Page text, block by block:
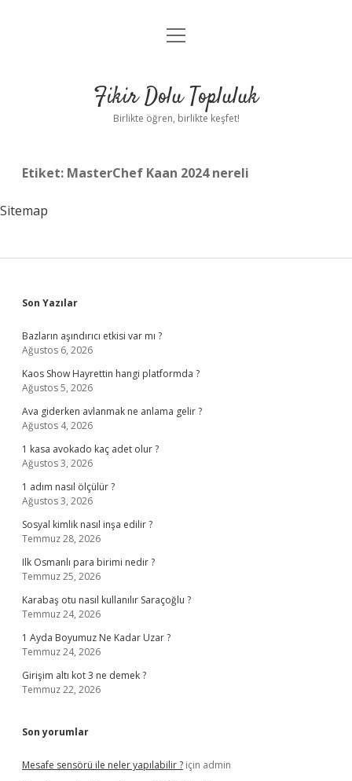
Anasayfa
Yasal Uyarı
menüyü
Fikir Dolu Topluluk
Birlikte öğren, birlikte keşfet!
Etiket: MasterChef Kaan 2024 nereli
Sitemap
Sidebar
Son Yazılar
Bazların aşındırıcı etkisi var mı ?
Ağustos 6, 2026
Kaos Show Hayrettin hangi platformda ?
Ağustos 5, 2026
Ava giderken avlanmak ne anlama gelir ?
Ağustos 4, 2026
1 kasa avokado kaç adet olur ?
Ağustos 3, 2026
1 adım nasıl ölçülür ?
Ağustos 3, 2026
Sosyal kimlik nasıl inşa edilir ?
Temmuz 28, 2026
Ilk Osmanlı para birimi nedir ?
Temmuz 25, 2026
Karabaş otu nasıl kullanılır Saraçoğlu ?
Temmuz 24, 2026
1 Ayda Boyumuz Ne Kadar Uzar ?
Temmuz 24, 2026
Girişim altı kot 3 ne demek ?
Temmuz 22, 2026
Son yorumlar
Mesafe sensörü ile neler yapılabilir ? için admin